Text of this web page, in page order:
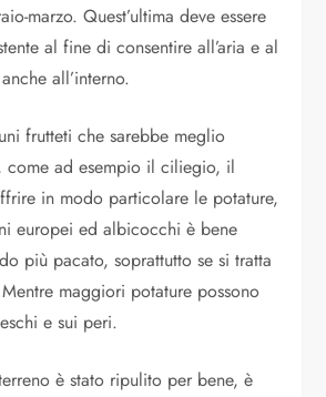
marzo. Quest’ultima deve essere
al fine di consentire all’aria e al
all’interno.
frutteti che sarebbe meglio
come ad esempio il ciliegio, il
in modo particolare le potature,
europei ed albicocchi è bene
più pacato, soprattutto se si tratta
maggiori potature possono
e sui peri.
è stato ripulito per bene, è